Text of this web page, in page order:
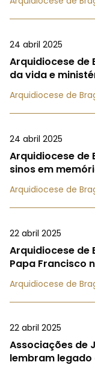
24 abril 2025
Arquidiocese de
da vida e
Arquidiocese de
24 abril 2025
Arquidiocese de
sinos em
Arquidiocese de
22 abril 2025
Arquidiocese de
Papa Francisco
Arquidiocese de
22 abril 2025
Associações de
lembram legado